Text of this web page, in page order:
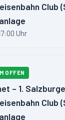
Club
Uhr
OFFEN
– 1.
Club